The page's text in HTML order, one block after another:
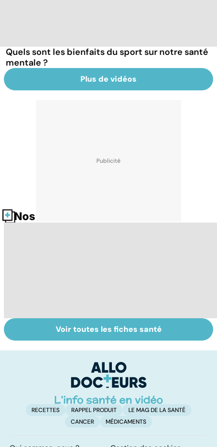
Quels sont les bienfaits du sport sur notre santé
mentale ?
Plus de vidéos
Nos fiches santé
Tout savoir sur le
vitiligo
La tuberculose
pulmonaire
Voir toutes les fiches santé
RECETTES RAPPEL PRODUIT
LE MAG DE LA SANTÉ
CANCER
MÉDICAMENTS